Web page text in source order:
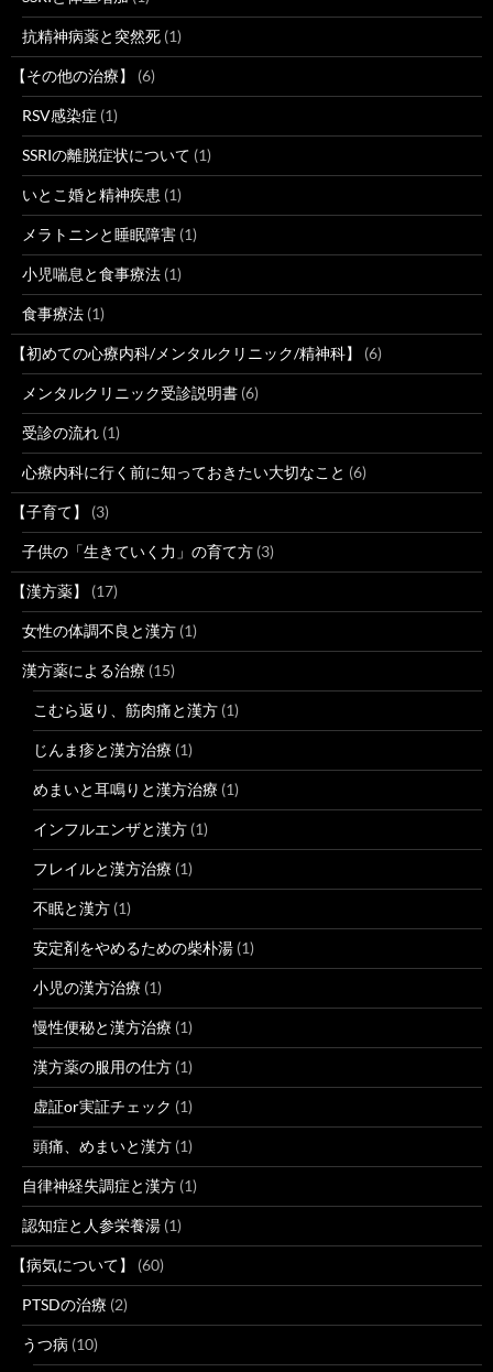
抗精神病薬と突然死 (1)
【その他の治療】 (6)
RSV感染症 (1)
SSRIの離脱症状について (1)
いとこ婚と精神疾患 (1)
メラトニンと睡眠障害 (1)
小児喘息と食事療法 (1)
食事療法 (1)
【初めての心療内科/メンタルクリニック/精神科】 (6)
メンタルクリニック受診説明書 (6)
受診の流れ (1)
心療内科に行く前に知っておきたい大切なこと (6)
【子育て】 (3)
子供の「生きていく力」の育て方 (3)
【漢方薬】 (17)
女性の体調不良と漢方 (1)
漢方薬による治療 (15)
こむら返り、筋肉痛と漢方 (1)
じんま疹と漢方治療 (1)
めまいと耳鳴りと漢方治療 (1)
インフルエンザと漢方 (1)
フレイルと漢方治療 (1)
不眠と漢方 (1)
安定剤をやめるための柴朴湯 (1)
小児の漢方治療 (1)
慢性便秘と漢方治療 (1)
漢方薬の服用の仕方 (1)
虚証or実証チェック (1)
頭痛、めまいと漢方 (1)
自律神経失調症と漢方 (1)
認知症と人参栄養湯 (1)
【病気について】 (60)
PTSDの治療 (2)
うつ病 (10)